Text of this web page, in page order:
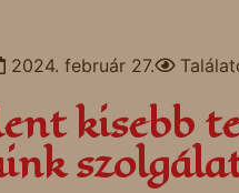
2024. február 27.
kisebb